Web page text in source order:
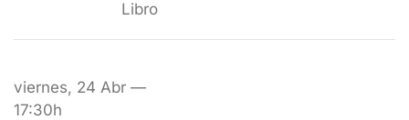
Libro
viernes, 24 Abr —
17:30h